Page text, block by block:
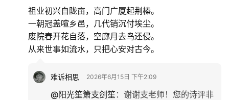
祖业初兴自陇亩，高门广厦起荆榛。
一朝冠盖喧乡邑，几代销沉付埃尘。
废院春开花自落，空廊月去鸟还侵。
从来世事如流水，只把心安对古今。
难诉相思 2026年6月15日 下午2:09
@阳光笙箫支剑笙 ： 谢谢支老师！您的诗评非